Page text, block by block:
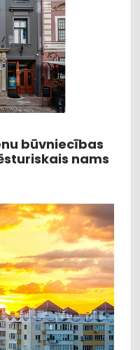
būvniecības
nams